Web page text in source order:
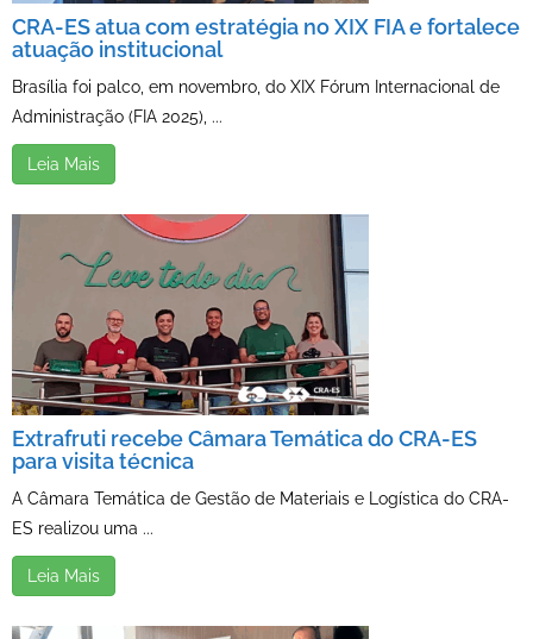
CRA-ES atua com estratégia no XIX FIA e fortalece
atuação institucional
Brasília foi palco, em novembro, do XIX Fórum Internacional de
Administração (FIA 2025), ...
Leia Mais
Extrafruti recebe Câmara Temática do CRA-ES
para visita técnica
A Câmara Temática de Gestão de Materiais e Logística do CRA-
ES realizou uma ...
Leia Mais